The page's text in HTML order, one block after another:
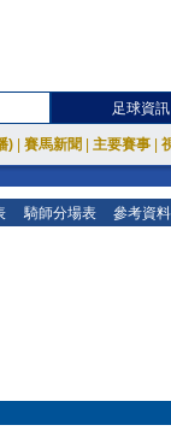
足球資訊
) 賽馬新聞 主要賽事
騎師分場表 參考資料